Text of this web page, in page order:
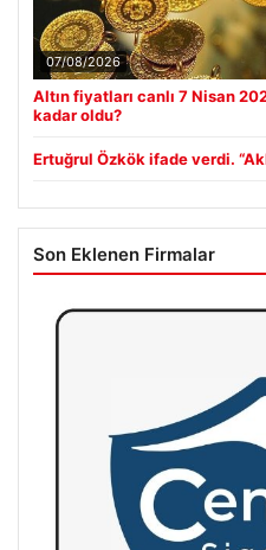
07/08/2026
Altın fiyatları canlı 7 Nisan
kadar oldu?
Ertuğrul Özkök ifade verdi.
Son Eklenen Firmalar